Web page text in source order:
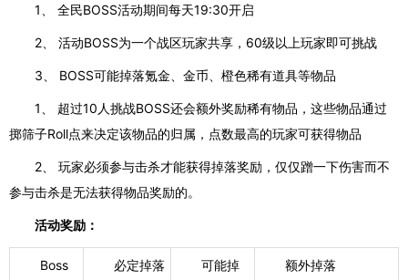
1、 全民BOSS活动期间每天19:30开启
2、 活动BOSS为一个战区玩家共享，60级以上玩家即可挑战
3、 BOSS可能掉落氪金、金币、橙色稀有道具等物品
1、 超过10人挑战BOSS还会额外奖励稀有物品，这些物品通过
掷筛子Roll点来决定该物品的归属，点数最高的玩家可获得物品
2、
玩家必须参与击杀才能获得掉落奖励，仅仅蹭一下伤害而不
参与击杀是无法获得物品奖励的。
活动奖励：
Boss 必定掉落
可能掉
额外掉落